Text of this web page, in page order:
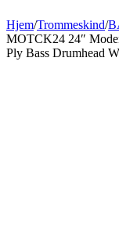
Hjem/Trommeskind/
MOTCK24 24″
Ply Bass Drumhead